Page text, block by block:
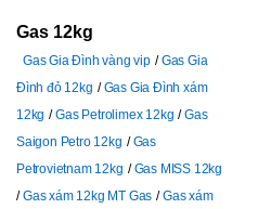
Gas 12kg
Gas Gia Đình vàng vip
Gas Gia
Đình đỏ 12kg
Gas Gia Đình xám
12kg
Gas Petrolimex 12kg
Gas
Saigon Petro 12kg
Gas
Petrovietnam 12kg
Gas MISS 12kg
Gas xám 12kg MT Gas
Gas xám